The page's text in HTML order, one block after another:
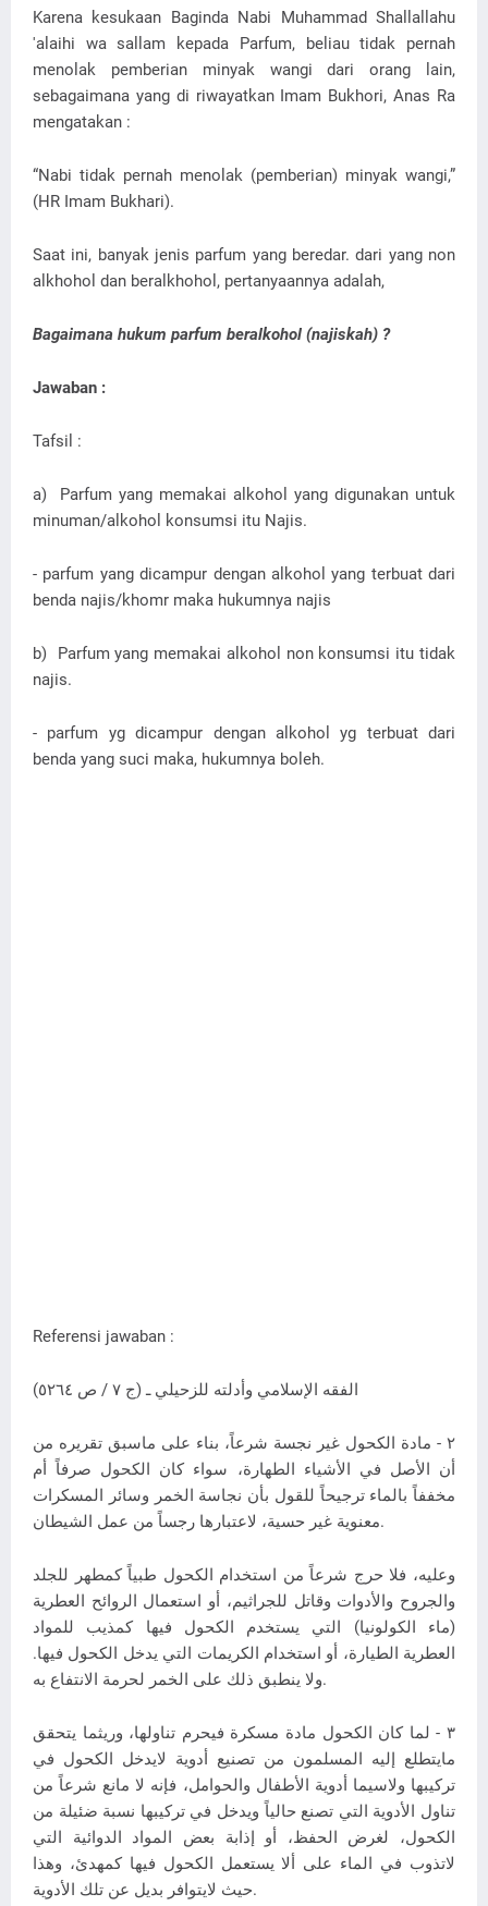
Karena kesukaan Baginda Nabi Muhammad Shallallahu
'alaihi wa sallam kepada Parfum, beliau tidak pernah
menolak pemberian minyak wangi dari orang lain,
sebagaimana yang di riwayatkan Imam Bukhori, Anas Ra
mengatakan :
“Nabi tidak pernah menolak (pemberian) minyak wangi,”
(HR Imam Bukhari).
Saat ini, banyak jenis parfum yang beredar. dari yang non
alkhohol dan beralkhohol, pertanyaannya adalah,
Bagaimana hukum parfum beralkohol (najiskah) ?
Jawaban :
Tafsil :
a) Parfum yang memakai alkohol yang digunakan untuk
minuman/alkohol konsumsi itu Najis.
- parfum yang dicampur dengan alkohol yang terbuat dari
benda najis/khomr maka hukumnya najis
b) Parfum yang memakai alkohol non konsumsi itu tidak
najis.
- parfum yg dicampur dengan alkohol yg terbuat dari
benda yang suci maka, hukumnya boleh.
Referensi jawaban :
الفقه الإسلامي وأدلته للزحيلي ـ (ج ٧ / ص ٥٢٦٤)
٢ - مادة الكحول غير نجسة شرعاً، بناء على ماسبق تقريره من
أن الأصل في الأشياء الطهارة، سواء كان الكحول صرفاً أم
مخففاً بالماء ترجيحاً للقول بأن نجاسة الخمر وسائر المسكرات
معنوية غير حسية، لاعتبارها رجساً من عمل الشيطان.
وعليه، فلا حرج شرعاً من استخدام الكحول طبياً كمطهر للجلد
والجروح والأدوات وقاتل للجراثيم، أو استعمال الروائح العطرية
(ماء الكولونيا) التي يستخدم الكحول فيها كمذيب للمواد
العطرية الطيارة، أو استخدام الكريمات التي يدخل الكحول فيها.
ولا ينطبق ذلك على الخمر لحرمة الانتفاع به.
٣ - لما كان الكحول مادة مسكرة فيحرم تناولها، وريثما يتحقق
مايتطلع إليه المسلمون من تصنيع أدوية لايدخل الكحول في
تركيبها ولاسيما أدوية الأطفال والحوامل، فإنه لا مانع شرعاً من
تناول الأدوية التي تصنع حالياً ويدخل في تركيبها نسبة ضئيلة من
الكحول، لغرض الحفظ، أو إذابة بعض المواد الدوائية التي
لاتذوب في الماء على ألا يستعمل الكحول فيها كمهدئ، وهذا
حيث لايتوافر بديل عن تلك الأدوية.